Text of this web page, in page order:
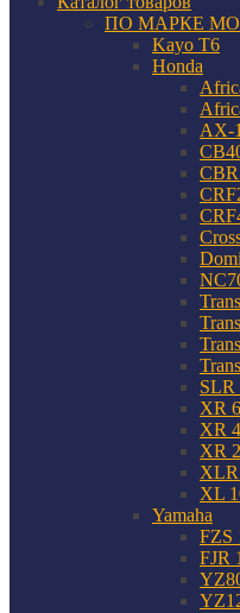
ПО МАРКЕ
Kayo T6
Honda
AX-
SLR
XR
XR
XR
XL
Yamaha
FZS
FJR